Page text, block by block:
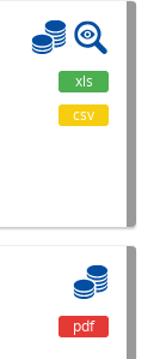
xls
csv
pdf